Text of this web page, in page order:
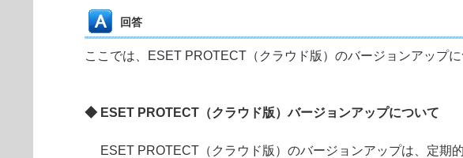
回答
ここでは、ESET PROTECT（クラウド版）のバージョンアップに
◆ ESET PROTECT（クラウド版）バージョンアップについて
ESET PROTECT（クラウド版）のバージョンアップは、定期